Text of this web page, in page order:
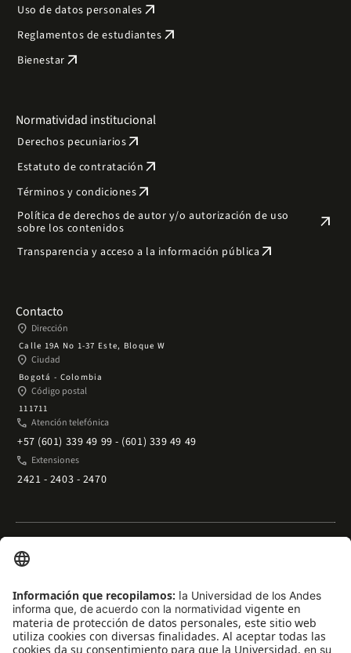
Uso de datos personales arrow_outward
Reglamentos de estudiantes arrow_outward
Bienestar arrow_outward
Normatividad institucional
Derechos pecuniariosarrow_outward
Estatuto de contratación arrow_outward
Términos y condicionesarrow_outward
Política de derechos de autor y/o autorización de uso
sobre los contenidos
arrow_outward
Transparencia y acceso a la información pública arrow_outward
Contacto
place Dirección
Calle 19A No 1-37 Este, Bloque W
place Ciudad
Bogotá - Colombia
place Código postal
111711
phone Atención telefónica
+57 (601) 339 49 99 - (601) 339 49 49
phone Extensiones
2421 - 2403 - 2470
Enlaces rápidos
Trabaje con nosotrosarrow_outward
Emergenciasarrow_outward